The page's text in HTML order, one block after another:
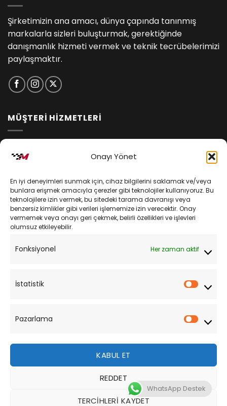
Onayı Yönet
En iyi deneyimleri sunmak için, cihaz bilgilerini saklamak ve/veya
bunlara erişmek amacıyla çerezler gibi teknolojiler kullanıyoruz. Bu
teknolojilere izin vermek, bu sitedeki tarama davranışı veya
benzersiz kimlikler gibi verileri işlememize izin verecektir. Onay
vermemek veya onayı geri çekmek, belirli özellikleri ve işlevleri
olumsuz etkileyebilir.
Fonksiyonel Her zaman aktif
İstatistik
Pazarlama
KABUL ET
REDDET
TERCIHLERI KAYDET
Şirketimizin ana amacı, dünya çapında tanınmış
markalarla sizleri buluşturmak, gerektiğinde
danışmanlık hizmeti vermek ve teknik tecrübelerimizi
paylaşmaktır.
MÜŞTERİ HİZMETLERİ
Kişisel Verilerin Korunması
Mesafeli Satış Sözleşmesi
Sipariş Takibi
Bu site, size daha iyi bir tarama deneyimi sunmak için
çerezler kullanmaktadır. Bu web sitesinde gezinerek,
çerez kullanımımızı kabul etmiş olursunuz.
WhatsApp Destek